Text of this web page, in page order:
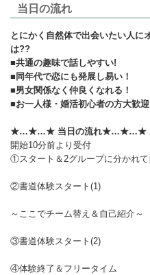
当日の流れ
とにかく自然体で出会いたい人に
は??
■共通の趣味で話しやすい!
■同年代で恋にも発展し易い！
■男女関係なく仲良くなれる！
■お一人様・婚活初心者の方大歓迎
★…★…★ 当日の流れ★…★…★
開始10分前より受付
①スタート＆2グループに分かれ
②書道体験スタート(1)
～ここでチーム替え＆自己紹介～
③書道体験スタート(2)
④体験終了＆フリータイム